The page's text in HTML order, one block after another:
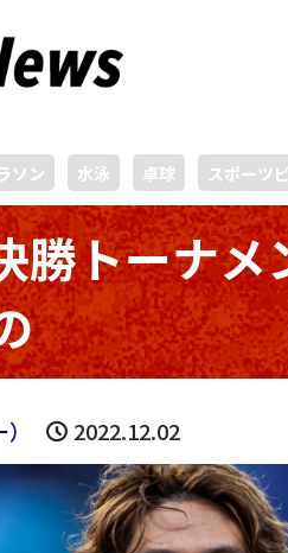
ソン 水泳 卓球 スポーツ
勝トーナ
2022.12.02